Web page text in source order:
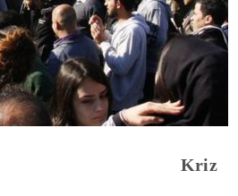
Kriz